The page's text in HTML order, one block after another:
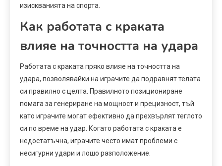
изискванията на спорта.
Как работата с краката
влияе на точността на удара
Работата с краката пряко влияе на точността на
удара, позволявайки на играчите да подравнят телата
си правилно с целта. Правилното позициониране
помага за генериране на мощност и прецизност, тъй
като играчите могат ефективно да прехвърлят теглото
си по време на удар. Когато работата с краката е
недостатъчна, играчите често имат проблеми с
несигурни удари и лошо разположение.